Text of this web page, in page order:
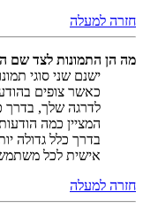
חזרה למעלה
מה הן התמונות לצד שם
ישנם שני סוגי
כאשר צופים
לדרגה שלך, בדרך
המציין כמה
בדרך כלל גדולה
אישית לכל
חזרה למעלה